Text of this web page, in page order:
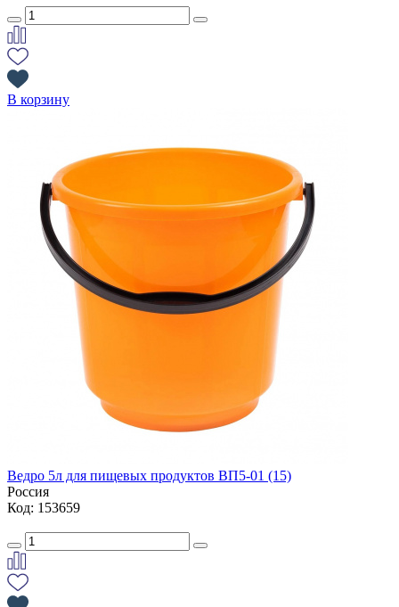
В корзину
Ведро 5л для пищевых продуктов ВП5-01 (15)
Россия
Код: 153659